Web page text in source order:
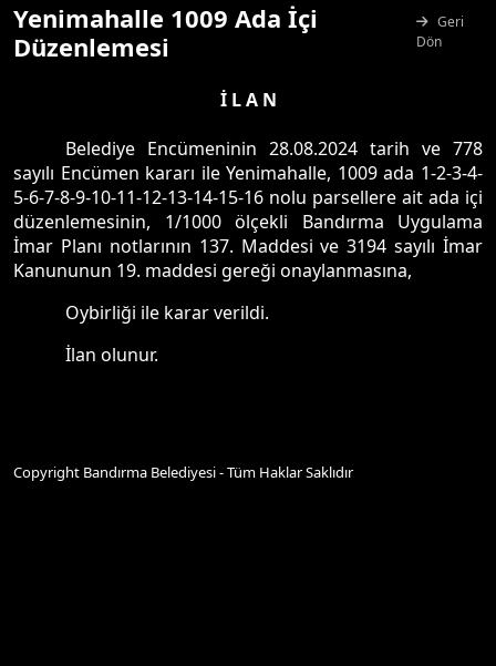
Yenimahalle 1009 Ada İçi
Düzenlemesi
Geri
Dön
İ L A N
Belediye Encümeninin 28.08.2024 tarih ve 778
sayılı Encümen kararı ile Yenimahalle, 1009 ada 1-2-3-4-
5-6-7-8-9-10-11-12-13-14-15-16 nolu parsellere ait ada içi
düzenlemesinin, 1/1000 ölçekli Bandırma Uygulama
İmar Planı notlarının 137. Maddesi ve 3194 sayılı İmar
Kanununun 19. maddesi gereği onaylanmasına,
Oybirliği ile karar verildi.
İlan olunur.
Copyright Bandırma Belediyesi - Tüm Haklar Saklıdır